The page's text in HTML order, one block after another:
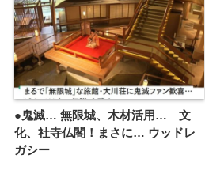
●鬼滅… 無限城、木材活用… 文
化、社寺仏閣！まさに… ウッドレ
ガシー